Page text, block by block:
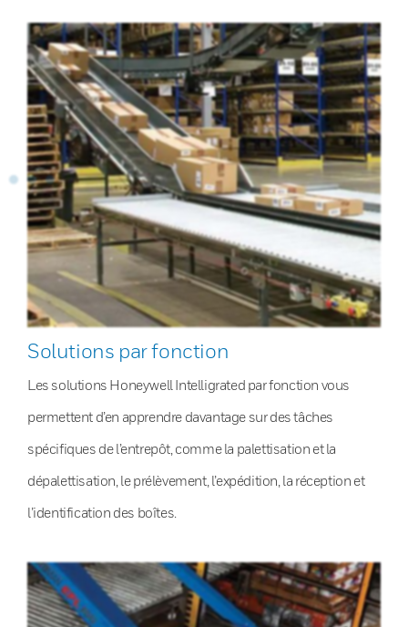
Solutions par fonction
Les solutions Honeywell Intelligrated par fonction vous
permettent d’en apprendre davantage sur des tâches
spécifiques de l’entrepôt, comme la palettisation et la
dépalettisation, le prélèvement, l’expédition, la réception et
l’identification des boîtes.